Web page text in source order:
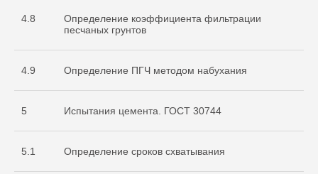
4.8
Определение коэффициента фильтрации
песчаных грунтов
4.9 Определение ПГЧ методом набухания
5 Испытания цемента. ГОСТ 30744
5.1 Определение сроков схватывания